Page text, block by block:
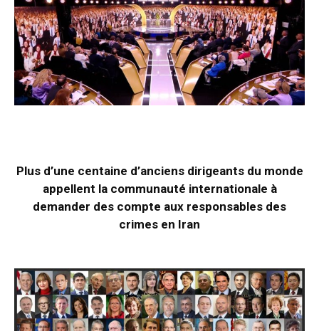
Plus d’une centaine d’anciens dirigeants du monde
appellent la communauté internationale à
demander des compte aux responsables des
crimes en Iran